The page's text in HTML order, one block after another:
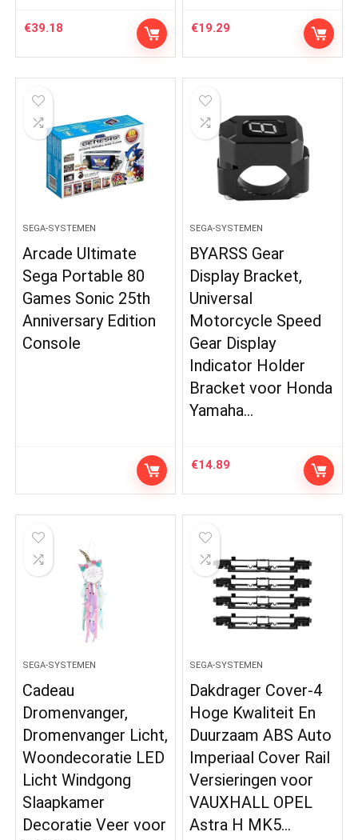
€39.18 €19.29
SEGA-SYSTEMEN
Arcade Ultimate
Sega Portable 80
Games Sonic 25th
Anniversary Edition
Console
SEGA-SYSTEMEN
BYARSS Gear
Display Bracket,
Universal
Motorcycle Speed ​​
Gear Display
Indicator Holder
Bracket voor Honda
Yamaha…
€14.89
SEGA-SYSTEMEN
Cadeau
Dromenvanger,
Dromenvanger Licht,
Woondecoratie LED
Licht Windgong
Slaapkamer
Decoratie Veer voor
SEGA-SYSTEMEN
Dakdrager Cover-4
Hoge Kwaliteit En
Duurzaam ABS Auto
Imperiaal Cover Rail
Versieringen voor
VAUXHALL OPEL
Astra H MK5…